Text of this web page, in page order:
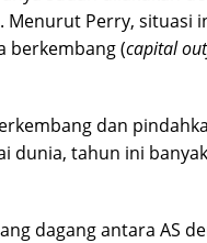
Menurut Perry, situasi
berkembang (capital
dan
dunia, tahun ini
dagang antara AS